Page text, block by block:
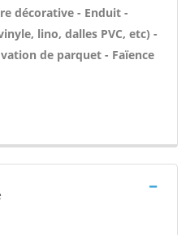
décorative - Enduit -
lino, dalles PVC, etc) -
de parquet - Faïence